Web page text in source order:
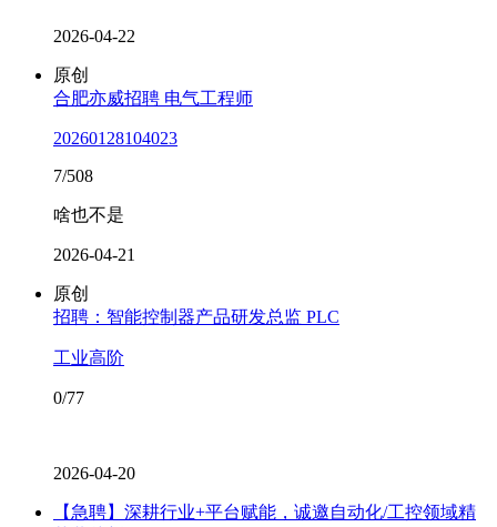
2026-04-22
原创
合肥亦威招聘 电气工程师
20260128104023
7/508
啥也不是
2026-04-21
原创
招聘：智能控制器产品研发总监 PLC
工业高阶
0/77
2026-04-20
【急聘】深耕行业+平台赋能，诚邀自动化/工控领域精